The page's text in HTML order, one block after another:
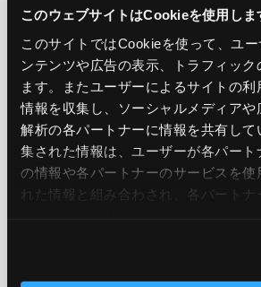
このウェブサイトはCookieを使用しま
このサイトではCookieを使って、ユ
ンテンツや広告の表示、トラフィック
ます。またユーザーによるサイトの利
情報を収集し、ソーシャルメディアや
解析の各パートナーに情報を共有して
集された情報は、ユーザーが各パート
の情報や各パートナーのサービスを使
れた情報と組み合わされ、各パートナ
PREV
BACK TO LIST
CATEGORY
AWS GCP Azure